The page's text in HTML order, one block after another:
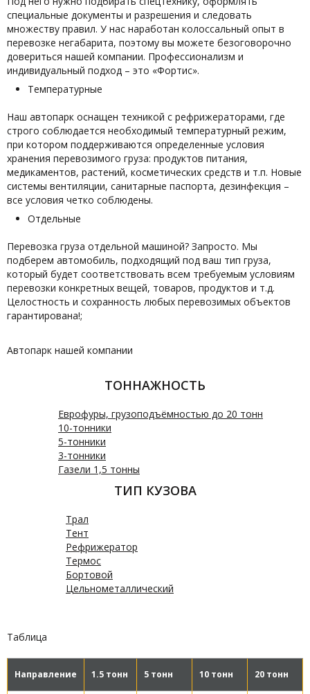
специальные документы и разрешения и следовать
множеству правил. У нас наработан колоссальный опыт в
перевозке негабарита, поэтому вы можете безоговорочно
довериться нашей компании. Профессионализм и
индивидуальный подход – это «Фортис».
Температурные
Наш автопарк оснащен техникой с рефрижераторами, где
строго соблюдается необходимый температурный режим,
при котором поддерживаются определенные условия
хранения перевозимого груза: продуктов питания,
медикаментов, растений, косметических средств и т.п. Новые
системы вентиляции, санитарные паспорта, дезинфекция –
все условия четко соблюдены.
Отдельные
Перевозка груза отдельной машиной? Запросто. Мы
подберем автомобиль, подходящий под ваш тип груза,
который будет соответствовать всем требуемым условиям
перевозки конкретных вещей, товаров, продуктов и т.д.
Целостность и сохранность любых перевозимых объектов
гарантирована!;
Автопарк нашей компании
ТОННАЖНОСТЬ
Еврофуры, грузоподъёмностью до 20 тонн
10-тонники
5-тонники
3-тонники
Газели 1,5 тонны
ТИП КУЗОВА
Трал
Тент
Рефрижератор
Термос
Бортовой
Цельнометаллический
Таблица
Направление 1.5 тонн 5 тонн 10 тонн 20 тонн